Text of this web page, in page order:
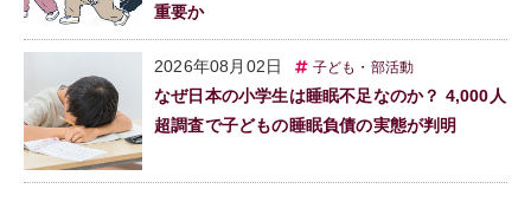
重要か
2026年08月02日 子ども・部活動
なぜ日本の小学生は睡眠不足なのか？ 4,000人
超調査で子どもの睡眠負債の実態が判明